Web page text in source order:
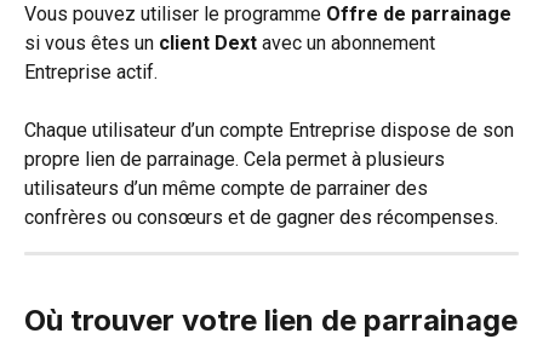
Vous pouvez utiliser le programme Offre de parrainage
si vous êtes un client Dext avec un abonnement
Entreprise actif.
Chaque utilisateur d’un compte Entreprise dispose de son
propre lien de parrainage. Cela permet à plusieurs
utilisateurs d’un même compte de parrainer des
confrères ou consœurs et de gagner des récompenses.
Où trouver votre lien de parrainage